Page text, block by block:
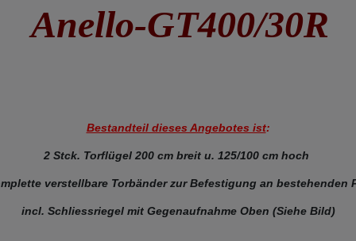
Anello-GT400/30R
Bestandteil dieses Angebotes ist:
2 Stck. Torflügel 200 cm breit u. 125/100 cm hoch
verstellbare Torbänder zur Befestigung an bestehenden
incl. Schliessriegel mit Gegenaufnahme Oben (Siehe Bild)